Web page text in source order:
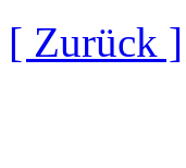
[ Zurück ]